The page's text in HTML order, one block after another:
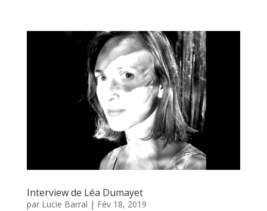
Interview de Léa Dumayet
par Lucie Barral | Fév 18, 2019